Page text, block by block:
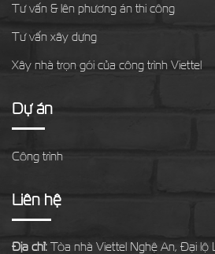
Tư vấn & lên phương án thi công
Tư vấn xây dựng
Xây nhà trọn gói của công trình Viettel
Dự án
Công trình
Liên hệ
Địa chỉ: Tòa nhà Viettel Nghệ An, Đại lộ